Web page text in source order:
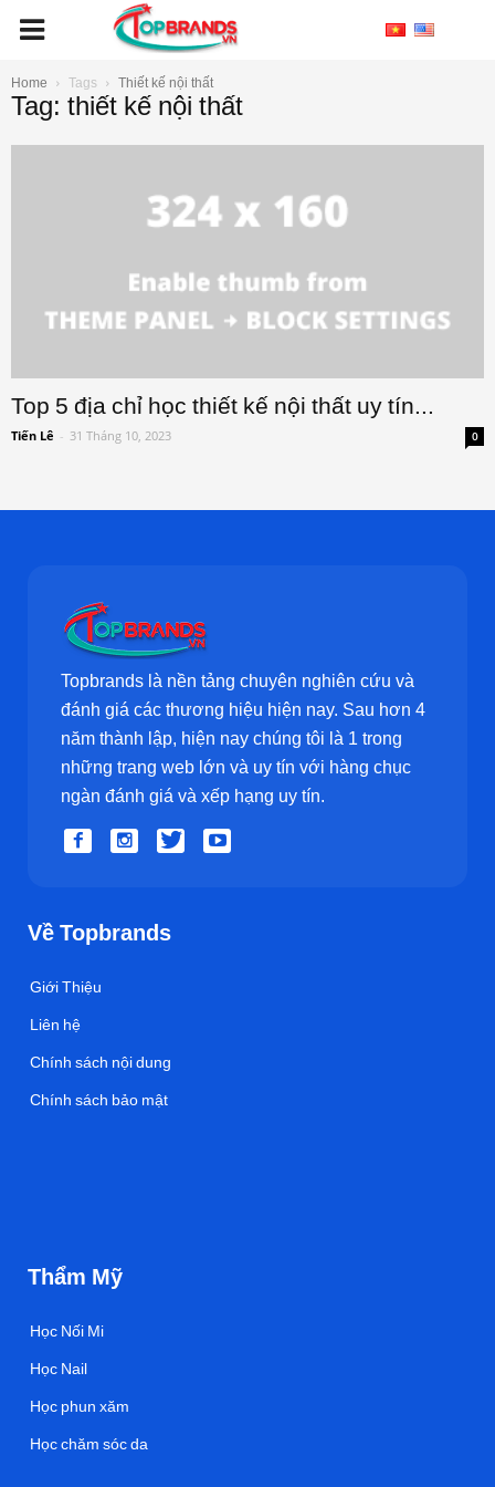
Home Tags Thiết kế nội thất
Tag: thiết kế nội thất
Top 5 địa chỉ học thiết kế nội thất uy tín...
Tiến Lê - 31 Tháng 10, 2023 0
Topbrands là nền tảng chuyên nghiên cứu và
đánh giá các thương hiệu hiện nay. Sau hơn 4
năm thành lập, hiện nay chúng tôi là 1 trong
những trang web lớn và uy tín với hàng chục
ngàn đánh giá và xếp hạng uy tín.
Về Topbrands
Giới Thiệu
Liên hệ
Chính sách nội dung
Chính sách bảo mật
Thẩm Mỹ
Học Nối Mi
Học Nail
Học phun xăm
Học chăm sóc da